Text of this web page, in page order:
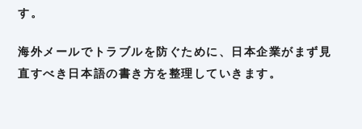
す。
海外メールでトラブルを防ぐために、日本企業がまず見
直すべき日本語の書き方を整理していきます。